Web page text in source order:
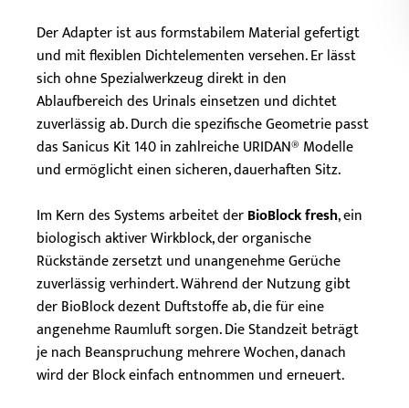
Der Adapter ist aus formstabilem Material gefertigt
und mit flexiblen Dichtelementen versehen. Er lässt
sich ohne Spezialwerkzeug direkt in den
Ablaufbereich des Urinals einsetzen und dichtet
zuverlässig ab. Durch die spezifische Geometrie passt
das Sanicus Kit 140 in zahlreiche URIDAN® Modelle
und ermöglicht einen sicheren, dauerhaften Sitz.
Im Kern des Systems arbeitet derBioBlock fresh, ein
biologisch aktiver Wirkblock, der organische
Rückstände zersetzt und unangenehme Gerüche
zuverlässig verhindert. Während der Nutzung gibt
der BioBlock dezent Duftstoffe ab, die für eine
angenehme Raumluft sorgen. Die Standzeit beträgt
je nach Beanspruchung mehrere Wochen, danach
wird der Block einfach entnommen und erneuert.